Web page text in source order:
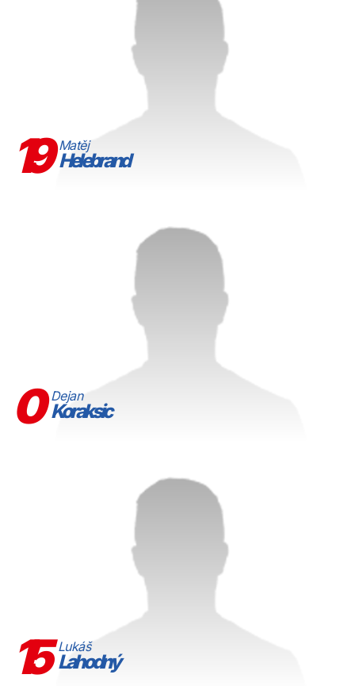
19 Matěj
Helebrand
0 Dejan
Koraksic
15 Lukáš
Lahodný